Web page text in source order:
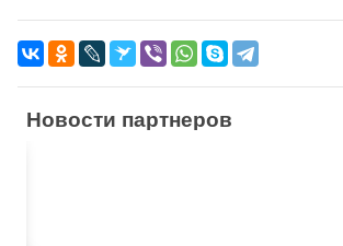
Новости партнеров